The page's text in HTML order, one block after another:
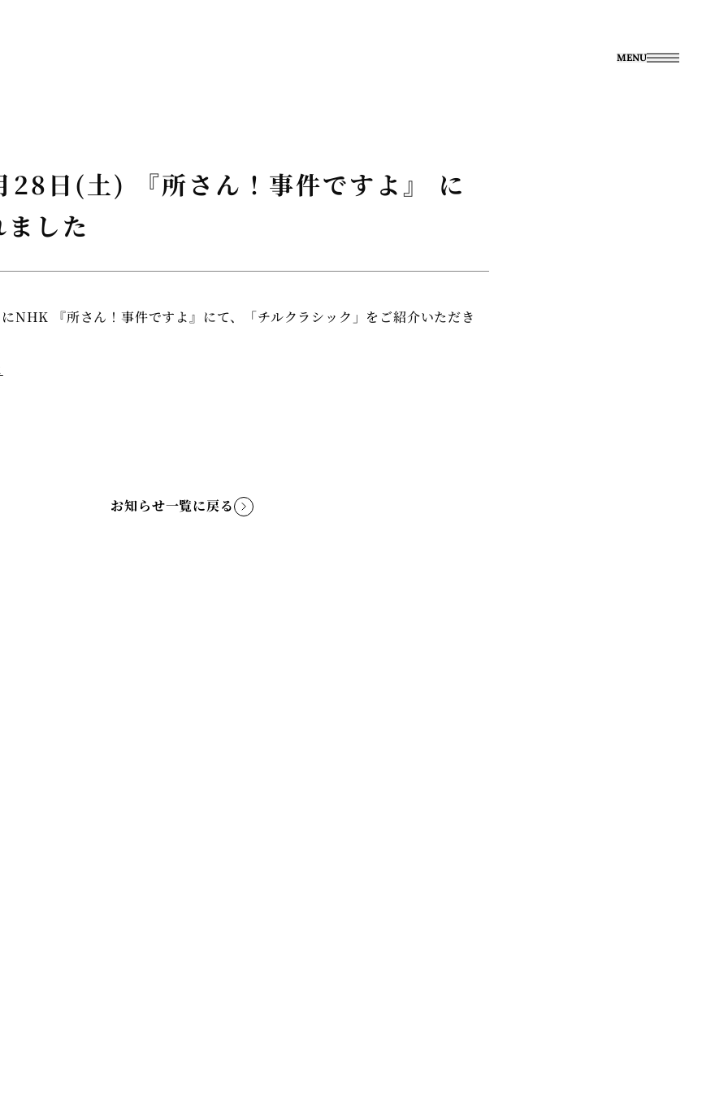
MENU
日(土) 『所さん！事件ですよ』 に
した
NHK 『所さん！事件ですよ』にて、「チルクラシック」をご紹介いただき
お知らせ一覧に戻る